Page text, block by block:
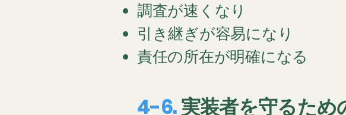
調査が速くなり
引き継ぎが容易になり
責任の所在が明確になる
4-6.実装者を守るため